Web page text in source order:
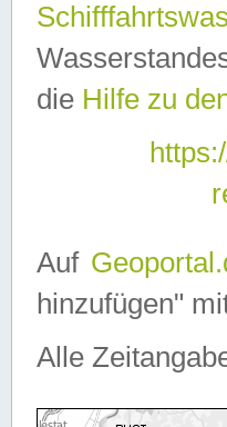
die Hilfe zu
Auf
hinzufügen"
Alle